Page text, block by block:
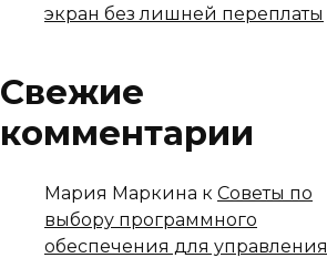
экран без лишней переплаты
Свежие
комментарии
Мария Маркина к Советы по
выбору программного
обеспечения для управления